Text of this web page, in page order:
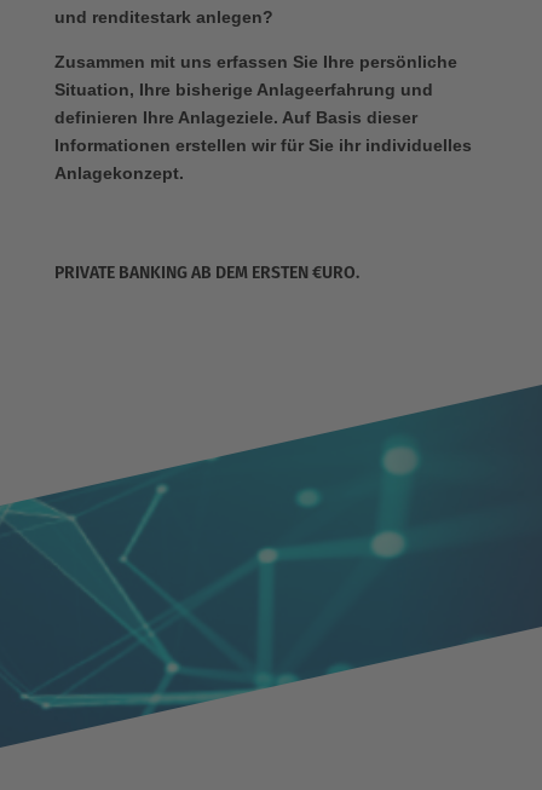
und renditestark anlegen?
Zusammen mit uns erfassen Sie Ihre persönliche
Situation, Ihre bisherige Anlageerfahrung und
definieren Ihre Anlageziele. Auf Basis dieser
Informationen erstellen wir für Sie ihr individuelles
Anlagekonzept.
PRIVATE BANKING AB DEM ERSTEN €URO.